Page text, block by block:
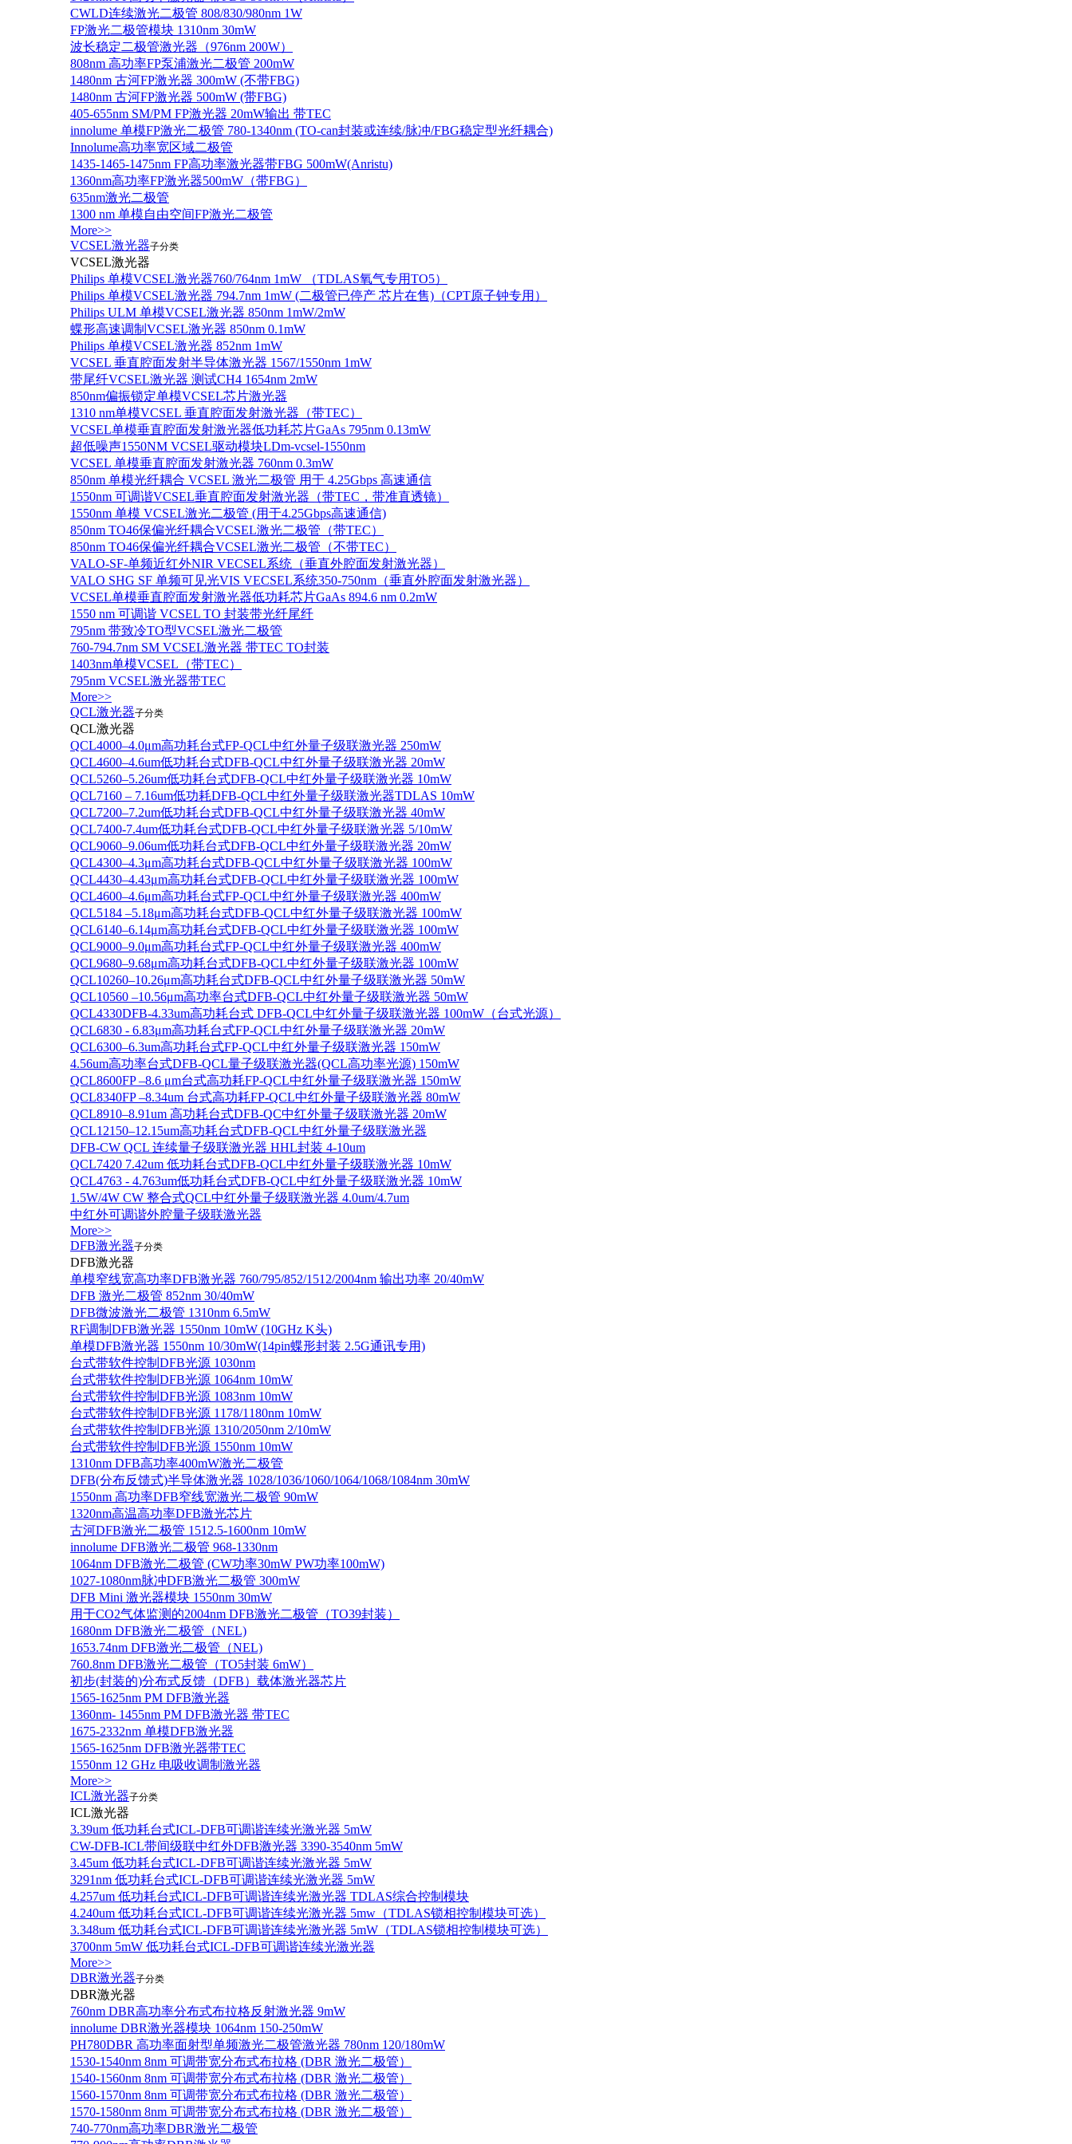
CWLD连续激光二极管 808/830/980nm 1W
FP激光二极管模块 1310nm 30mW
波长稳定二极管激光器（976nm 200W）
808nm 高功率FP泵浦激光二极管 200mW
1480nm 古河FP激光器 300mW (不带FBG)
1480nm 古河FP激光器 500mW (带FBG)
405-655nm SM/PM FP激光器 20mW输出 带TEC
innolume 单模FP激光二极管 780-1340nm (TO-can封装或连续/脉冲/FBG稳定型光纤耦合)
Innolume高功率宽区域二极管
1435-1465-1475nm FP高功率激光器带FBG 500mW(Anristu)
1360nm高功率FP激光器500mW（带FBG）
635nm激光二极管
1300 nm 单模自由空间FP激光二极管
More>>
VCSEL激光器子分类
VCSEL激光器
Philips 单模VCSEL激光器760/764nm 1mW （TDLAS氧气专用TO5）
Philips 单模VCSEL激光器 794.7nm 1mW (二极管已停产 芯片在售)（CPT原子钟专用）
Philips ULM 单模VCSEL激光器 850nm 1mW/2mW
蝶形高速调制VCSEL激光器 850nm 0.1mW
Philips 单模VCSEL激光器 852nm 1mW
VCSEL 垂直腔面发射半导体激光器 1567/1550nm 1mW
带尾纤VCSEL激光器 测试CH4 1654nm 2mW
850nm偏振锁定单模VCSEL芯片激光器
1310 nm单模VCSEL 垂直腔面发射激光器（带TEC）
VCSEL单模垂直腔面发射激光器低功耗芯片GaAs 795nm 0.13mW
超低噪声1550NM VCSEL驱动模块LDm-vcsel-1550nm
VCSEL 单模垂直腔面发射激光器 760nm 0.3mW
850nm 单模光纤耦合 VCSEL 激光二极管 用于 4.25Gbps 高速通信
1550nm 可调谐VCSEL垂直腔面发射激光器（带TEC，带准直透镜）
1550nm 单模 VCSEL激光二极管 (用于4.25Gbps高速通信)
850nm TO46保偏光纤耦合VCSEL激光二极管（带TEC）
850nm TO46保偏光纤耦合VCSEL激光二极管（不带TEC）
VALO-SF-单频近红外NIR VECSEL系统（垂直外腔面发射激光器）
VALO SHG SF 单频可见光VIS VECSEL系统350-750nm（垂直外腔面发射激光器）
VCSEL单模垂直腔面发射激光器低功耗芯片GaAs 894.6 nm 0.2mW
1550 nm 可调谐 VCSEL TO 封装带光纤尾纤
795nm 带致冷TO型VCSEL激光二极管
760-794.7nm SM VCSEL激光器 带TEC TO封装
1403nm单模VCSEL（带TEC）
795nm VCSEL激光器带TEC
More>>
QCL激光器子分类
QCL激光器
QCL4000–4.0μm高功耗台式FP-QCL中红外量子级联激光器 250mW
QCL4600–4.6um低功耗台式DFB-QCL中红外量子级联激光器 20mW
QCL5260–5.26um低功耗台式DFB-QCL中红外量子级联激光器 10mW
QCL7160 – 7.16um低功耗DFB-QCL中红外量子级联激光器TDLAS 10mW
QCL7200–7.2um低功耗台式DFB-QCL中红外量子级联激光器 40mW
QCL7400-7.4um低功耗台式DFB-QCL中红外量子级联激光器 5/10mW
QCL9060–9.06um低功耗台式DFB-QCL中红外量子级联激光器 20mW
QCL4300–4.3μm高功耗台式DFB-QCL中红外量子级联激光器 100mW
QCL4430–4.43μm高功耗台式DFB-QCL中红外量子级联激光器 100mW
QCL4600–4.6μm高功耗台式FP-QCL中红外量子级联激光器 400mW
QCL5184 –5.18μm高功耗台式DFB-QCL中红外量子级联激光器 100mW
QCL6140–6.14μm高功耗台式DFB-QCL中红外量子级联激光器 100mW
QCL9000–9.0μm高功耗台式FP-QCL中红外量子级联激光器 400mW
QCL9680–9.68μm高功耗台式DFB-QCL中红外量子级联激光器 100mW
QCL10260–10.26μm高功耗台式DFB-QCL中红外量子级联激光器 50mW
QCL10560 –10.56μm高功率台式DFB-QCL中红外量子级联激光器 50mW
QCL4330DFB-4.33um高功耗台式 DFB-QCL中红外量子级联激光器 100mW（台式光源）
QCL6830 - 6.83μm高功耗台式FP-QCL中红外量子级联激光器 20mW
QCL6300–6.3um高功耗台式FP-QCL中红外量子级联激光器 150mW
4.56um高功率台式DFB-QCL量子级联激光器(QCL高功率光源) 150mW
QCL8600FP –8.6 μm台式高功耗FP-QCL中红外量子级联激光器 150mW
QCL8340FP –8.34um 台式高功耗FP-QCL中红外量子级联激光器 80mW
QCL8910–8.91um 高功耗台式DFB-QC中红外量子级联激光器 20mW
QCL12150–12.15um高功耗台式DFB-QCL中红外量子级联激光器
DFB-CW QCL 连续量子级联激光器 HHL封装 4-10um
QCL7420 7.42um 低功耗台式DFB-QCL中红外量子级联激光器 10mW
QCL4763 - 4.763um低功耗台式DFB-QCL中红外量子级联激光器 10mW
1.5W/4W CW 整合式QCL中红外量子级联激光器 4.0um/4.7um
中红外可调谐外腔量子级联激光器
More>>
DFB激光器子分类
DFB激光器
单模窄线宽高功率DFB激光器 760/795/852/1512/2004nm 输出功率 20/40mW
DFB 激光二极管 852nm 30/40mW
DFB微波激光二极管 1310nm 6.5mW
RF调制DFB激光器 1550nm 10mW (10GHz K头)
单模DFB激光器 1550nm 10/30mW(14pin蝶形封装 2.5G通讯专用)
台式带软件控制DFB光源 1030nm
台式带软件控制DFB光源 1064nm 10mW
台式带软件控制DFB光源 1083nm 10mW
台式带软件控制DFB光源 1178/1180nm 10mW
台式带软件控制DFB光源 1310/2050nm 2/10mW
台式带软件控制DFB光源 1550nm 10mW
1310nm DFB高功率400mW激光二极管
DFB(分布反馈式)半导体激光器 1028/1036/1060/1064/1068/1084nm 30mW
1550nm 高功率DFB窄线宽激光二极管 90mW
1320nm高温高功率DFB激光芯片
古河DFB激光二极管 1512.5-1600nm 10mW
innolume DFB激光二极管 968-1330nm
1064nm DFB激光二极管 (CW功率30mW PW功率100mW)
1027-1080nm脉冲DFB激光二极管 300mW
DFB Mini 激光器模块 1550nm 30mW
用于CO2气体监测的2004nm DFB激光二极管（TO39封装）
1680nm DFB激光二极管（NEL)
1653.74nm DFB激光二极管（NEL)
760.8nm DFB激光二极管（TO5封装 6mW）
初步(封装的)分布式反馈（DFB）载体激光器芯片
1565-1625nm PM DFB激光器
1360nm- 1455nm PM DFB激光器 带TEC
1675-2332nm 单模DFB激光器
1565-1625nm DFB激光器带TEC
1550nm 12 GHz 电吸收调制激光器
More>>
ICL激光器子分类
ICL激光器
3.39um 低功耗台式ICL-DFB可调谐连续光激光器 5mW
CW-DFB-ICL带间级联中红外DFB激光器 3390-3540nm 5mW
3.45um 低功耗台式ICL-DFB可调谐连续光激光器 5mW
3291nm 低功耗台式ICL-DFB可调谐连续光激光器 5mW
4.257um 低功耗台式ICL-DFB可调谐连续光激光器 TDLAS综合控制模块
4.240um 低功耗台式ICL-DFB可调谐连续光激光器 5mw（TDLAS锁相控制模块可选）
3.348um 低功耗台式ICL-DFB可调谐连续光激光器 5mW（TDLAS锁相控制模块可选）
3700nm 5mW 低功耗台式ICL-DFB可调谐连续光激光器
More>>
DBR激光器子分类
DBR激光器
760nm DBR高功率分布式布拉格反射激光器 9mW
innolume DBR激光器模块 1064nm 150-250mW
PH780DBR 高功率面射型单频激光二极管激光器 780nm 120/180mW
1530-1540nm 8nm 可调带宽分布式布拉格 (DBR 激光二极管）
1540-1560nm 8nm 可调带宽分布式布拉格 (DBR 激光二极管）
1560-1570nm 8nm 可调带宽分布式布拉格 (DBR 激光二极管）
1570-1580nm 8nm 可调带宽分布式布拉格 (DBR 激光二极管）
740-770nm高功率DBR激光二极管